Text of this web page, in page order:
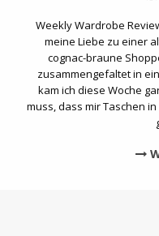
Weekly Wardrobe
meine Liebe zu einer
cognac-braune
zusammengefaltet in
kam ich diese Woche
muss, dass mir Taschen